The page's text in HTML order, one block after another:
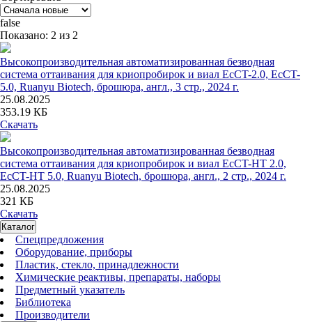
false
Показано: 2 из 2
Высокопроизводительная автоматизированная безводная
система оттаивания для криопробирок и виал EcCT-2.0, EcCT-
5.0, Ruanyu Biotech, брошюра, англ., 3 стр., 2024 г.
25.08.2025
353.19 КБ
Скачать
Высокопроизводительная автоматизированная безводная
система оттаивания для криопробирок и виал EcCT-HT 2.0,
EcCT-HT 5.0, Ruanyu Biotech, брошюра, англ., 2 стр., 2024 г.
25.08.2025
321 КБ
Скачать
Каталог
Спецпредложения
Оборудование, приборы
Пластик, стекло, принадлежности
Химические реактивы, препараты, наборы
Предметный указатель
Библиотека
Производители